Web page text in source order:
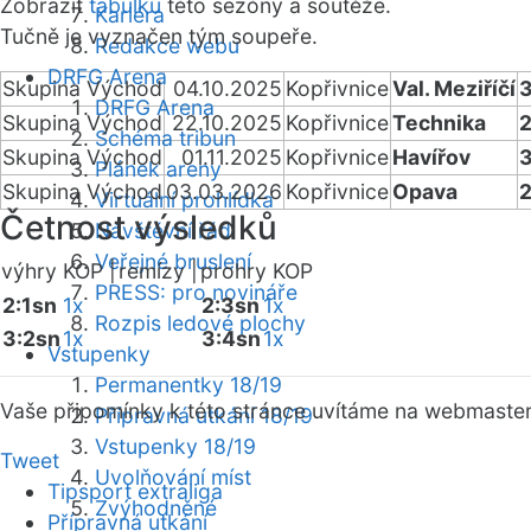
Kariéra
Redakce webu
DRFG Arena
DRFG Arena
Schéma tribun
Plánek areny
Virtuální prohlídka
Návštěvní řád
Veřejné bruslení
PRESS: pro novináře
Rozpis ledové plochy
Vstupenky
Permanentky 18/19
Přípravná utkání 18/19
Vstupenky 18/19
Uvolňování míst
Zvýhodněné
Zobrazit tabulku této sezóny a soutěže.
Tučně je vyznačen tým soupeře.
Skupina Východ 04.10.2025 KopřivniceVal. Meziříčí
Skupina Východ 22.10.2025 KopřivniceTechnika
Skupina Východ
01.11.2025 KopřivniceHavířov
Skupina Východ03.03.2026 KopřivniceOpava
Četnost výsledků
výhry KOP |remízy |prohry KOP
2:1sn 1x
3:2sn1x
2:3sn1x
3:4sn1x
Vaše připomínky k této stránce uvítáme na webmaster
Tweet
Tipsport extraliga
Přípravná utkání